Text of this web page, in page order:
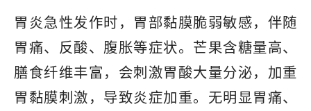
胃炎急性发作时，胃部黏膜脆弱敏感，伴随
胃痛、反酸、腹胀等症状。芒果含糖量高、
膳食纤维丰富，会刺激胃酸大量分泌，加重
胃黏膜刺激，导致炎症加重。无明显胃痛、